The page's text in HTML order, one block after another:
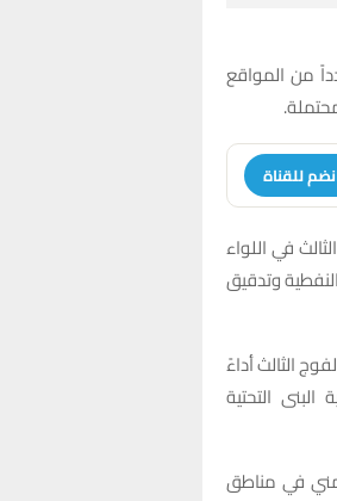
من المواقع
للقناة
في اللواء
وتدقيق
الثالث أداءً
التحتية
في مناطق